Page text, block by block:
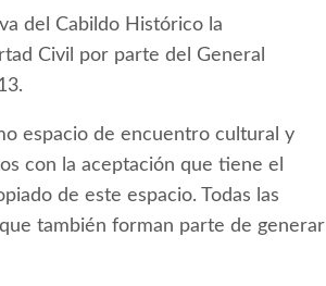
del Cabildo Histórico la
Civil por parte del General
espacio de encuentro cultural y
con la aceptación que tiene el
de este espacio. Todas las
también forman parte de generar